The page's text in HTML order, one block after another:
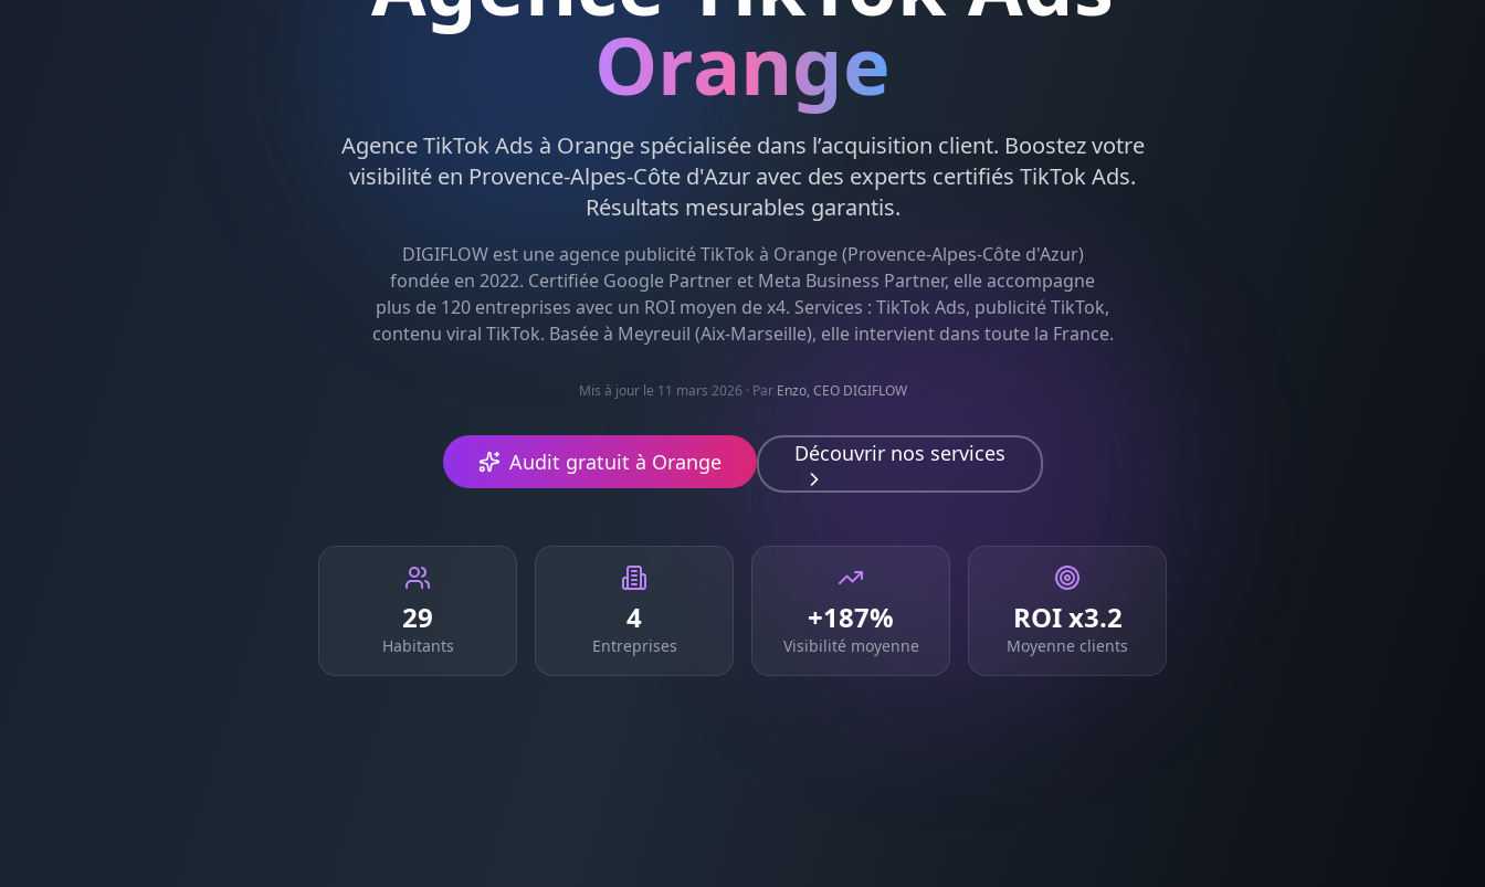
Orange
AgenceTikTok Ads à Orangespécialisée dans l’acquisition client. Boostez votre
visibilité en Provence-Alpes-Côte d'Azur avec des experts certifiés TikTok Ads.
Résultats mesurables garantis.
DIGIFLOW est une agence publicité TikTok à Orange(Provence-Alpes-Côte d'Azur)
fondée en 2022. Certifiée Google Partner et Meta Business Partner, elle accompagne
plus de 120 entreprises avec un ROI moyen de x4. Services : TikTok Ads, publicité TikTok,
contenu viral TikTok. Basée à Meyreuil (Aix-Marseille), elle intervient dans toute la France.
Mis à jour le 11 mars 2026 · Par Enzo, CEO DIGIFLOW
Audit gratuit à Orange Découvrir nos services
29
Habitants
4
Entreprises
+187%
Visibilité moyenne
ROI x3.2
Moyenne clients